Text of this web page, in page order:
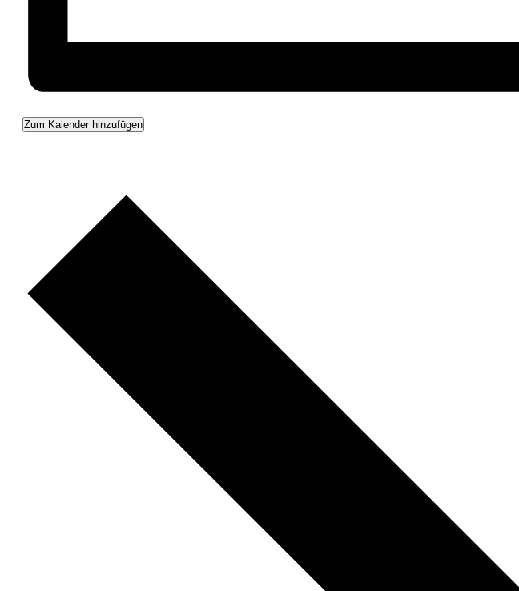
Zum Kalender hinzufügen